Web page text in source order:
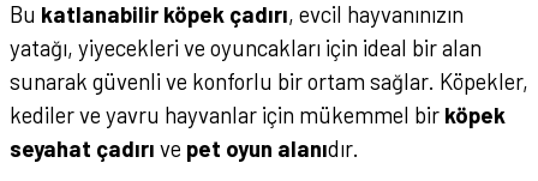
Bu katlanabilir köpek çadırı, evcil hayvanınızın
yatağı, yiyecekleri ve oyuncakları için ideal bir alan
sunarak güvenli ve konforlu bir ortam sağlar. Köpekler,
kediler ve yavru hayvanlar için mükemmel bir köpek
seyahat çadırı ve pet oyun alanıdır.